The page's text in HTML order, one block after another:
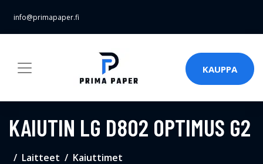
info@primapaper.fi
KAUPPA
KAIUTIN LG D802 OPTIMUS G2
Laitteet Kaiuttimet